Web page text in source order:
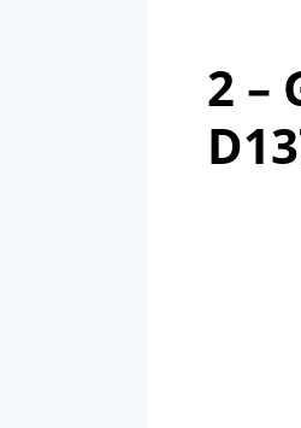
2 –